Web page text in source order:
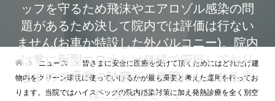
ッフを守るため飛沫やエアロゾル感染の問
題があるため決して院内では評価は行ない
ません(お車か特設した外バルコニー)。院内
は常に新型コロナとは無縁で管理しており
ますので通常の診察でご来院になられる方
はご安心下さい。
ニュース
皆さまに安全に医療を受けて頂くためにはどれだけ建
物内をクリーン環境に使っていけるかが最も重要と考えた運用を行ってお
ります。当院ではハイスペックの院内感染対策に加え発熱診療を全く別空